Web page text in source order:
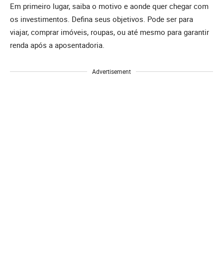
Em primeiro lugar, saiba o motivo e aonde quer chegar com
os investimentos. Defina seus objetivos. Pode ser para
viajar, comprar imóveis, roupas, ou até mesmo para garantir
renda após a aposentadoria.
Advertisement